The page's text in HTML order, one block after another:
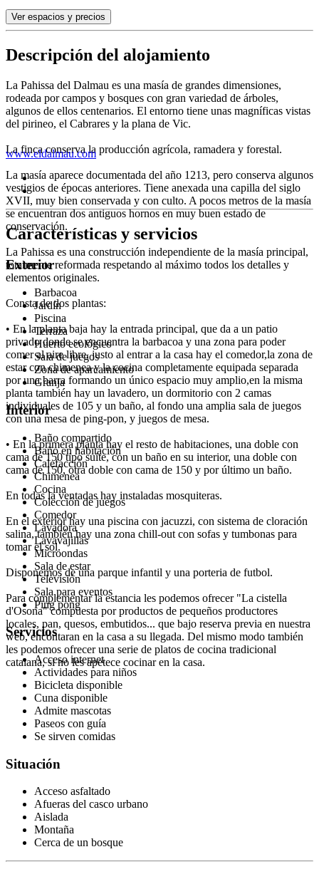
Ver espacios y precios
Descripción del alojamiento
La Pahissa del Dalmau es una masía de grandes dimensiones,
rodeada por campos y bosques con gran variedad de árboles,
algunos de ellos centenarios. El entorno tiene unas magníficas vistas
del pirineo, el Cabrares y la plana de Vic.
La finca conserva la producción agrícola, ramadera y forestal.
La masía aparece documentada del año 1213, pero conserva algunos
vestigios de épocas anteriores. Tiene anexada una capilla del siglo
XVII, muy bien conservada y con culto. A pocos metros de la masía
se encuentran dos antiguos hornos en muy buen estado de
conservación.
La Pahissa es una construcción independiente de la masía principal,
totalmente reformada respetando al máximo todos los detalles y
elementos originales.
Consta de dos plantas:
• En la planta baja hay la entrada principal, que da a un patio
privado donde se encuentra la barbacoa y una zona para poder
comer al aire libre, justo al entrar a la casa hay el comedor,la zona de
estar con chimenea y la cocina completamente equipada separada
por una barra formando un único espacio muy amplio,en la misma
planta también hay un lavadero, un dormitorio con 2 camas
individuales de 105 y un baño, al fondo una amplia sala de juegos
con una mesa de ping-pon, y juegos de mesa.
• En la primera planta hay el resto de habitaciones, una doble con
cama de 150 tipo suite, con un baño en su interior, una doble con
cama de 150, otra doble con cama de 150 y por último un baño.
En todas la ventadas hay instaladas mosquiteras.
En el exterior hay una piscina con jacuzzi, con sistema de cloración
salina, también hay una zona chill-out con sofas y tumbonas para
tomar el sol.
Disponemos de una parque infantil y una porteria de futbol.
Para complementar la estancia les podemos ofrecer "La cistella
d'Osona" compuesta por productos de pequeños productores
locales, pan, quesos, embutidos... que bajo reserva previa en nuestra
web, encontaran en la casa a su llegada. Del mismo modo también
les podemos ofrecer una serie de platos de cocina tradicional
catalana, si no les apetece cocinar en la casa.
www.eldalmau.com
Características y servicios
Exterior
Barbacoa
Jardín
Piscina
Terraza
Huerto ecológico
Sala de juegos
Zona de aparcamiento
Granja
Interior
Baño compartido
Baño en habitación
Calefacción
Chimenea
Cocina
Colección de juegos
Comedor
Lavadora
Lavavajillas
Microondas
Sala de estar
Televisión
Sala para eventos
Ping pong
Servicios
Acceso internet
Actividades para niños
Bicicleta disponible
Cuna disponible
Admite mascotas
Paseos con guía
Se sirven comidas
Situación
Acceso asfaltado
Afueras del casco urbano
Aislada
Montaña
Cerca de un bosque